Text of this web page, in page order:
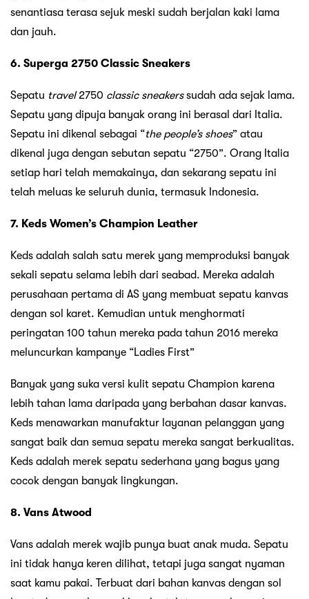
senantiasa terasa sejuk meski sudah berjalan kaki lama
dan jauh.
6. Superga 2750 Classic Sneakers
Sepatu travel2750 classic sneakerssudah ada sejak lama.
Sepatu yang dipuja banyak orang ini berasal dari Italia.
Sepatu ini dikenal sebagai “the people’s shoes” atau
dikenal juga dengan sebutan sepatu “2750”. Orang Italia
setiap hari telah memakainya, dan sekarang sepatu ini
telah meluas ke seluruh dunia, termasuk Indonesia.
7. Keds Women’s Champion Leather
Keds adalah salah satu merek yang memproduksi banyak
sekali sepatu selama lebih dari seabad. Mereka adalah
perusahaan pertama di AS yang membuat sepatu kanvas
dengan sol karet. Kemudian untuk menghormati
peringatan 100 tahun mereka pada tahun 2016 mereka
meluncurkan kampanye “Ladies First”
Banyak yang suka versi kulit sepatu Champion karena
lebih tahan lama daripada yang berbahan dasar kanvas.
Keds menawarkan manufaktur layanan pelanggan yang
sangat baik dan semua sepatu mereka sangat berkualitas.
Keds adalah merek sepatu sederhana yang bagus yang
cocok dengan banyak lingkungan.
8. Vans Atwood
Vans adalah merek wajib punya buat anak muda. Sepatu
ini tidak hanya keren dilihat, tetapi juga sangat nyaman
saat kamu pakai. Terbuat dari bahan kanvas dengan sol